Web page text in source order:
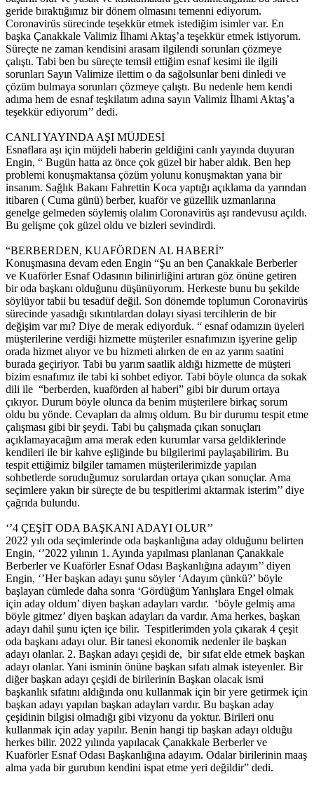
geride bıraktığımız bir dönem olmasını temenni ediyorum.
Coronavirüs sürecinde teşekkür etmek istediğim isimler var. En
başka Çanakkale Valimiz İlhami Aktaş’a teşekkür etmek istiyorum.
Süreçte ne zaman kendisini arasam ilgilendi sorunları çözmeye
çalıştı. Tabi ben bu süreçte temsil ettiğim esnaf kesimi ile ilgili
sorunları Sayın Valimize ilettim o da sağolsunlar beni dinledi ve
çözüm bulmaya sorunları çözmeye çalıştı. Bu nedenle hem kendi
adıma hem de esnaf teşkilatım adına sayın Valimiz İlhami Aktaş’a
teşekkür ediyorum’’ dedi.
CANLI YAYINDA AŞI MÜJDESİ
Esnaflara aşı için müjdeli haberin geldiğini canlı yayında duyuran
Engin, “ Bugün hatta az önce çok güzel bir haber aldık. Ben hep
problemi konuşmaktansa çözüm yolunu konuşmaktan yana bir
insanım. Sağlık Bakanı Fahrettin Koca yaptığı açıklama da yarından
itibaren ( Cuma günü) berber, kuaför ve güzellik uzmanlarına
genelge gelmeden söylemiş olalım Coronavirüs aşı randevusu açıldı.
Bu gelişme çok güzel oldu ve bizleri sevindirdi.
“BERBERDEN, KUAFÖRDEN AL HABERİ”
Konuşmasına devam eden Engin “Şu an ben Çanakkale Berberler
ve Kuaförler Esnaf Odasının bilinirliğini artıran göz önüne getiren
bir oda başkanı olduğunu düşünüyorum. Herkeste bunu bu şekilde
söylüyor tabii bu tesadüf değil. Son dönemde toplumun Coronavirüs
sürecinde yasadığı sıkıntılardan dolayı siyasi tercihlerin de bir
değişim var mı? Diye de merak ediyorduk. “ esnaf odamızın üyeleri
müşterilerine verdiği hizmette müşteriler esnafımızın işyerine gelip
orada hizmet alıyor ve bu hizmeti alırken de en az yarım saatini
burada geçiriyor. Tabi bu yarım saatlik aldığı hizmette de müşteri
bizim esnafımız ile tabi ki sohbet ediyor. Tabi böyle olunca da sokak
dili ile “berberden, kuaförden al haberi” gibi bir durum ortaya
çıkıyor. Durum böyle olunca da benim müşterilere birkaç sorum
oldu bu yönde. Cevapları da almış oldum. Bu bir durumu tespit etme
çalışması gibi bir şeydi. Tabi bu çalışmada çıkan sonuçları
açıklamayacağım ama merak eden kurumlar varsa geldiklerinde
kendileri ile bir kahve eşliğinde bu bilgilerimi paylaşabilirim. Bu
tespit ettiğimiz bilgiler tamamen müşterilerimizde yapılan
sohbetlerde soruduğumuz sorulardan ortaya çıkan sonuçlar. Ama
seçimlere yakın bir süreçte de bu tespitlerimi aktarmak isterim’’ diye
çağrıda bulundu.
‘’4 ÇEŞİT ODA BAŞKANI ADAYI OLUR’’
2022 yılı oda seçimlerinde oda başkanlığına aday olduğunu belirten
Engin, ‘’2022 yılının 1. Ayında yapılması planlanan Çanakkale
Berberler ve Kuaförler Esnaf Odası Başkanlığına adayım’’ diyen
Engin, ‘’Her başkan adayı şunu söyler ‘Adayım çünkü?’ böyle
başlayan cümlede daha sonra ‘Gördüğüm Yanlışlara Engel olmak
için aday oldum’ diyen başkan adayları vardır. ‘böyle gelmiş ama
böyle gitmez’ diyen başkan adayları da vardır. Ama herkes, başkan
adayı dahil şunu içten içe bilir. Tespitlerimden yola çıkarak 4 çeşit
oda başkanı adayı olur. Bir tanesi ekonomik nedenler ile başkan
adayı olanlar. 2. Başkan adayı çeşidi de, bir sıfat elde etmek başkan
adayı olanlar. Yani isminin önüne başkan sıfatı almak isteyenler. Bir
diğer başkan adayı çeşidi de birilerinin Başkan olacak ismi
başkanlık sıfatını aldığında onu kullanmak için bir yere getirmek için
başkan adayı yapılan başkan adayları vardır. Bu başkan aday
çeşidinin bilgisi olmadığı gibi vizyonu da yoktur. Birileri onu
kullanmak için aday yapılır. Benin hangi tip başkan adayı olduğu
herkes bilir. 2022 yılında yapılacak Çanakkale Berberler ve
Kuaförler Esnaf Odası Başkanlığına adayım. Odalar birilerinin maaş
alma yada bir gurubun kendini ispat etme yeri değildir” dedi.